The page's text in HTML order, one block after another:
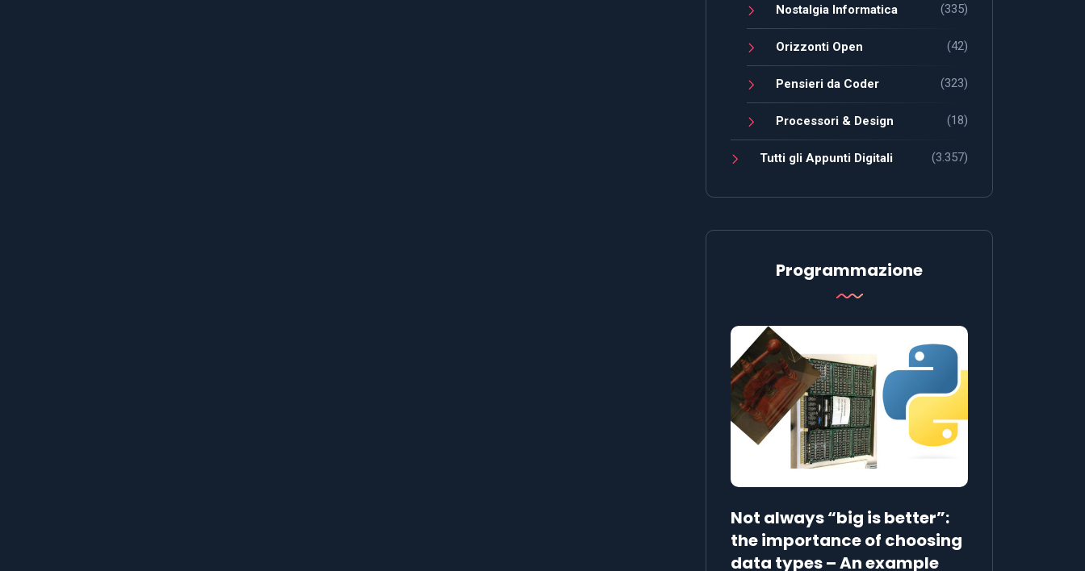
Nostalgia Informatica (335)
Orizzonti Open (42)
Pensieri da Coder (323)
Processori & Design (18)
Tutti gli Appunti Digitali (3.357)
Programmazione
Not always “big is better”:
the importance of choosing
data types – An example